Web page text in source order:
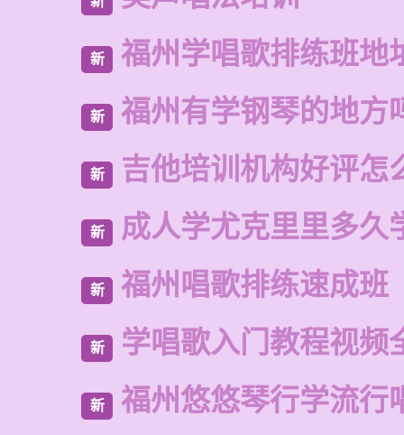
新 福州学唱歌排练班地
新 福州有学钢琴的地方
新 吉他培训机构好评怎
新 成人学尤克里里多久
新 福州唱歌排练速成班
新 学唱歌入门教程视频
新 福州悠悠琴行学流行